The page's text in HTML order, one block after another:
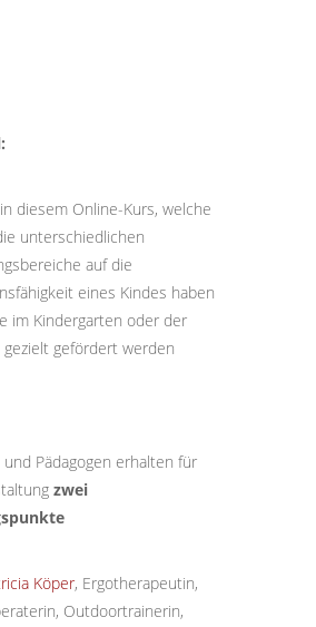
diesem Online-Kurs, welche
unterschiedlichen
auf die
eines Kindes haben
im Kindergarten oder der
gefördert werden
Pädagogen erhalten für
zwei
Köper, Ergotherapeutin,
Outdoortrainerin,